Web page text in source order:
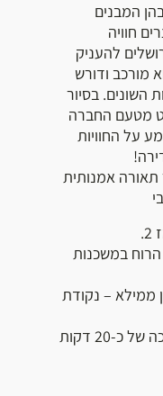
המבנים
חוויה
להעניק
מורכב ודורש
השונים. בסיור
מטעם החברה
על החוויות
תאורה אמנותית
במשכנות
ממילא – נקודת
: קניון ממילא, במרחק הליכה של כ-20 דקות